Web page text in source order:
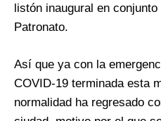
listón inaugural en
Patronato.
Así que ya con la
COVID-19 terminada esta
normalidad ha regresado